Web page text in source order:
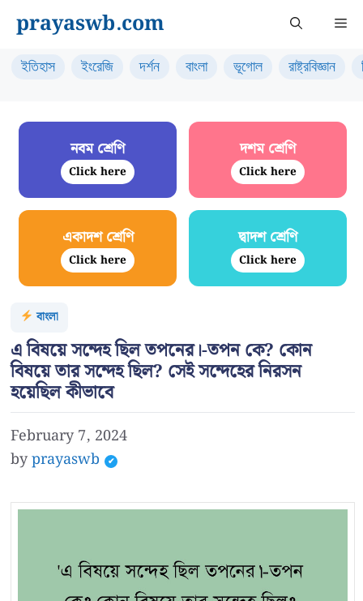
content
prayaswb.com
ইতিহাস ইংরেজি দর্শন বাংলা ভূগোল রাষ্ট্রবিজ্ঞান
নবম শ্রেণি
Click here
দশম শ্রেণি
Click here
একাদশ শ্রেণি
Click here
দ্বাদশ শ্রেণি
Click here
বাংলা
এ বিষয়ে সন্দেহ ছিল তপনের।-তপন কে? কোন
বিষয়ে তার সন্দেহ ছিল? সেই সন্দেহের নিরসন
হয়েছিল কীভাবে
February 7, 2024
byprayaswb